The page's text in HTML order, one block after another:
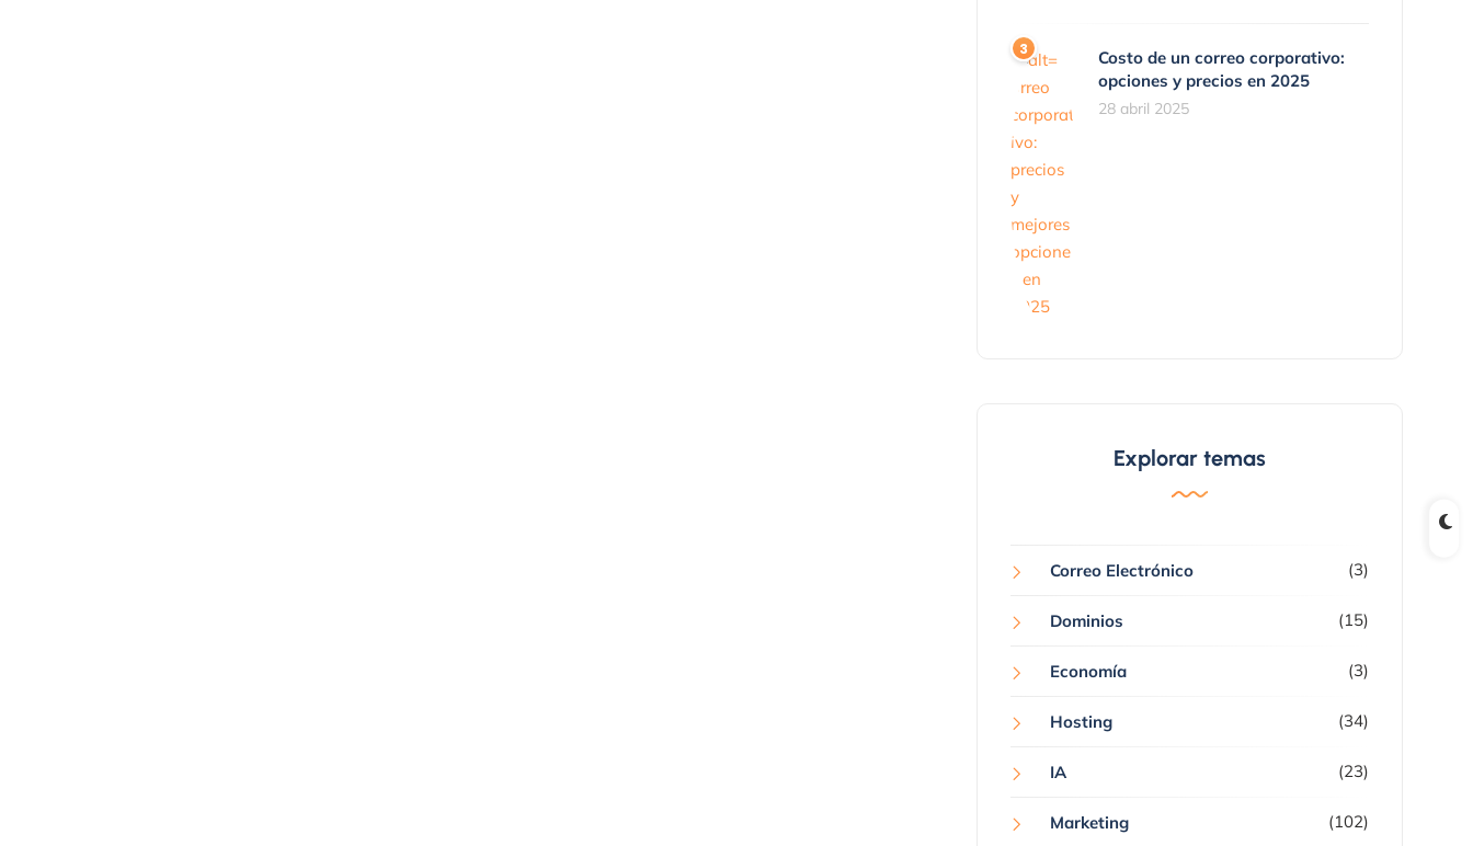
Costo de un correo corporativo:
opciones y precios en 2025
28 abril 2025
Explorar temas
Correo Electrónico (3)
Dominios (15)
Economía (3)
Hosting (34)
IA (23)
Marketing (102)